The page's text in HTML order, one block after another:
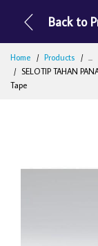
Back to
Home Products
...
SELOTIP TAHAN
Tape